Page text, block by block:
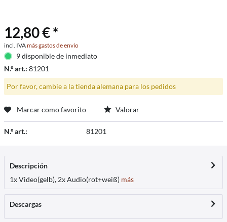
12,80 € *
incl. IVAmás gastos de envío
9 disponible de inmediato
N.º art.: 81201
Por favor, cambie a la tienda alemana para los pedidos
Marcar como favorito Valorar
N.º art.: 81201
Descripción
1x Video(gelb), 2x Audio(rot+weiß) más
Descargas